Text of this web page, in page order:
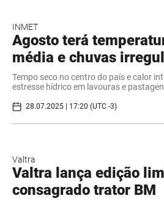
INMET
Agosto terá
média e chuvas
Tempo seco no centro do país e calor
estresse hídrico em lavouras e
28.07.2025 | 17:20 (UTC -3)
Valtra
Valtra lança edição
consagrado trator BM